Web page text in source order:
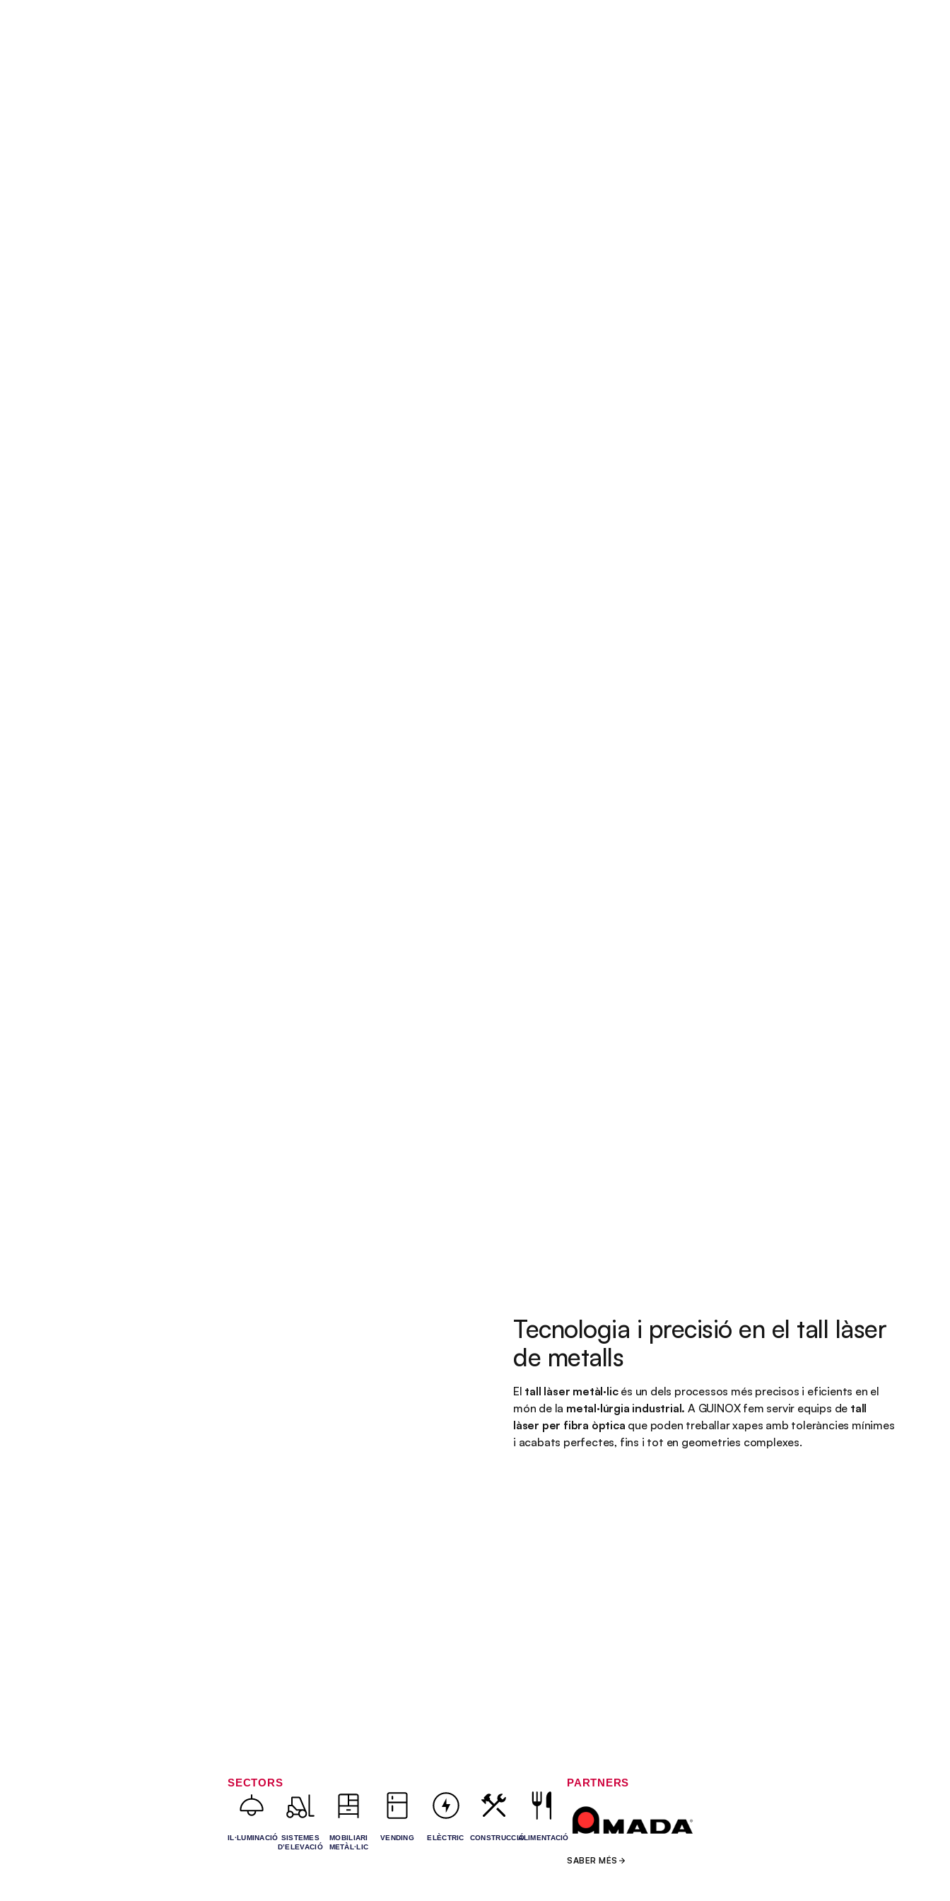
Tecnologia i precisió en el tall làser
de metalls
El tall làser metàl·lic és un dels processos més precisos i eficients en el
món de la metal·lúrgia industrial. A GUINOX fem servir equips de tall
làser per fibra òptica que poden treballar xapes amb toleràncies mínimes
i acabats perfectes, fins i tot en geometries complexes.
SECTORS
IL·LUMINACIÓ SISTEMES
D’ELEVACIÓ
MOBILIARI
METÀL·LIC
VENDING ELÈCTRIC CONSTRUCCIÓALIMENTACIÓ
PARTNERS
SABER MÉS